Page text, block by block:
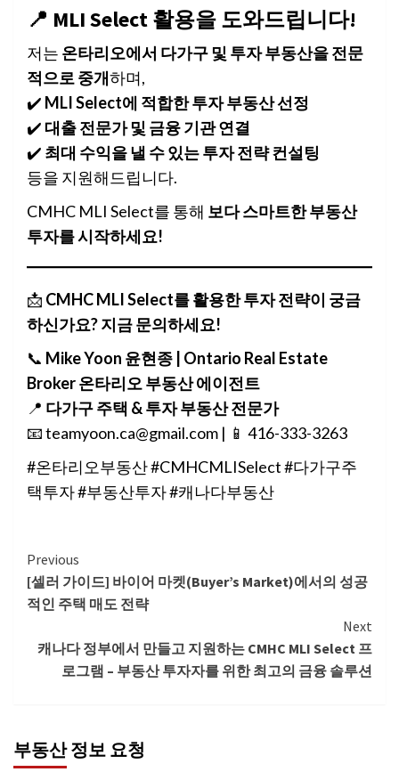
📍 MLI Select 활용을 도와드립니다!
저는 온타리오에서 다가구 및 투자 부동산을 전문
적으로 중개하며,
✔️ MLI Select에 적합한 투자 부동산 선정
✔️ 대출 전문가 및 금융 기관 연결
✔️ 최대 수익을 낼 수 있는 투자 전략 컨설팅
등을 지원해드립니다.
CMHC MLI Select를 통해 보다 스마트한 부동산
투자를 시작하세요!
📩 CMHC MLI Select를 활용한 투자 전략이 궁금
하신가요? 지금 문의하세요!
📞 Mike Yoon 윤현종 | Ontario Real Estate
Broker 온타리오 부동산 에이전트
📍 다가구 주택 & 투자 부동산 전문가
📧 teamyoon.ca@gmail.com | 📱 416-333-3263
#온타리오부동산 #CMHCMLISelect #다가구주
택투자 #부동산투자 #캐나다부동산
Continue
Reading
Previous
[셀러 가이드] 바이어 마켓(Buyer’s Market)에서의 성공
적인 주택 매도 전략
Next
캐나다 정부에서 만들고 지원하는 CMHC MLI Select 프
로그램 – 부동산 투자자를 위한 최고의 금융 솔루션
부동산 정보 요청